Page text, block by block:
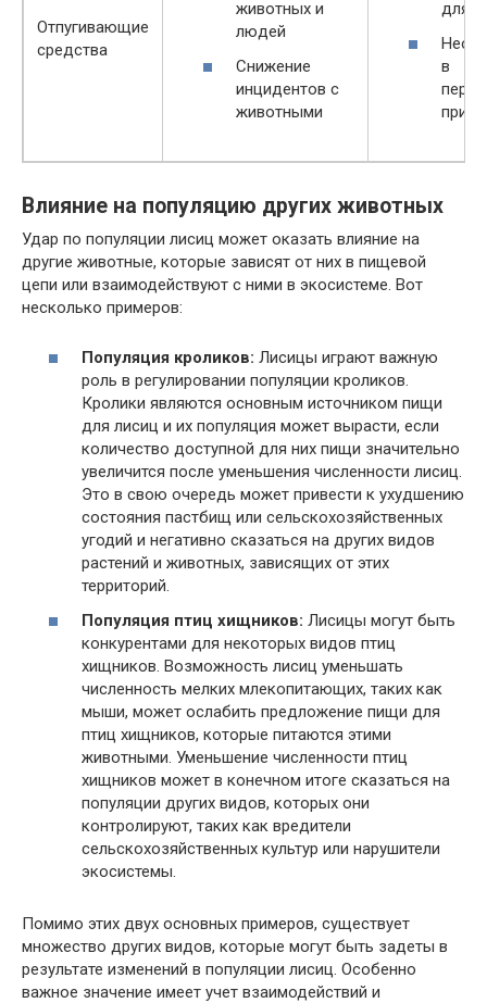
Отпугивающие
средства
животных и
людей
Снижение
инцидентов с
животными
для
в
Влияние на популяцию других животных
Удар по популяции лисиц может оказать влияние на
другие животные, которые зависят от них в пищевой
цепи или взаимодействуют с ними в экосистеме. Вот
несколько примеров:
Популяция кроликов: Лисицы играют важную
роль в регулировании популяции кроликов.
Кролики являются основным источником пищи
для лисиц и их популяция может вырасти, если
количество доступной для них пищи значительно
увеличится после уменьшения численности лисиц.
Это в свою очередь может привести к ухудшению
состояния пастбищ или сельскохозяйственных
угодий и негативно сказаться на других видов
растений и животных, зависящих от этих
территорий.
Популяция птиц хищников: Лисицы могут быть
конкурентами для некоторых видов птиц
хищников. Возможность лисиц уменьшать
численность мелких млекопитающих, таких как
мыши, может ослабить предложение пищи для
птиц хищников, которые питаются этими
животными. Уменьшение численности птиц
хищников может в конечном итоге сказаться на
популяции других видов, которых они
контролируют, таких как вредители
сельскохозяйственных культур или нарушители
экосистемы.
Помимо этих двух основных примеров, существует
множество других видов, которые могут быть задеты в
результате изменений в популяции лисиц. Особенно
важное значение имеет учет взаимодействий и